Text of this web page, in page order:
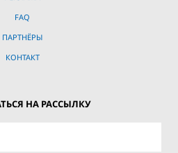
FAQ
ПАРТНЁРЫ
КОНТАКТ
НА РАССЫЛКУ